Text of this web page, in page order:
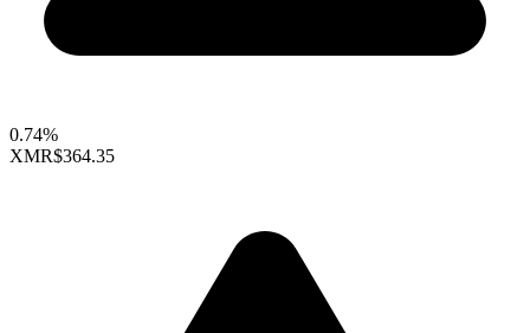
0.74%
XMR$364.35